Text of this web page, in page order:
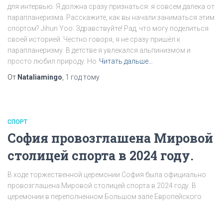
для интервью. Я должна сразу признаться: я совсем далека от
парапланеризма. Расскажите, как вы начали заниматься этим
спортом? Jihun Yoo: Здравствуйте! Рад, что могу поделиться
своей историей. Честно говоря, я не сразу пришёл к
парапланеризму. В детстве я увлекался альпинизмом и
просто любил природу. Но Читать дальше…
От Nataliamingo 1 годтому
СПОРТ
София провозглашена Мировой
столицей спорта в 2024 году.
В ходе торжественной церемонии София была официально
провозглашена Мировой столицей спорта в 2024 году. В
церемонии в переполненном Большом зале Европейского